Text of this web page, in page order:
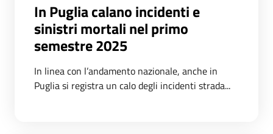
In Puglia calano incidenti e
sinistri mortali nel primo
semestre 2025
In linea con l’andamento nazionale, anche in
Puglia si registra un calo degli incidenti strada...